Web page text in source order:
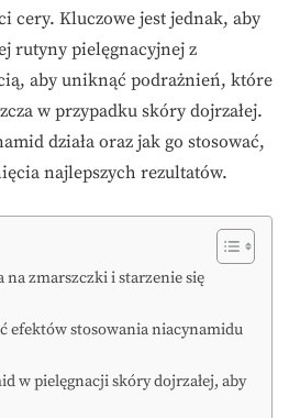
cery. Kluczowe jest jednak, aby
rutyny pielęgnacyjnej z
aby uniknąć podrażnień, które
w przypadku skóry dojrzałej.
działa oraz jak go stosować,
najlepszych rezultatów.
na zmarszczki i starzenie się
efektów stosowania niacynamidu
w pielęgnacji skóry dojrzałej, aby